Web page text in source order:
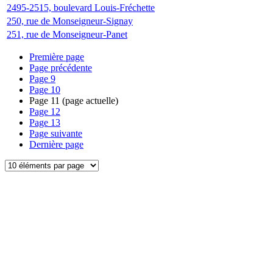
2495-2515, boulevard Louis-Fréchette
250, rue de Monseigneur-Signay
251, rue de Monseigneur-Panet
Première page
Page précédente
Page 9
Page 10
Page 11 (page actuelle)
Page 12
Page 13
Page suivante
Dernière page